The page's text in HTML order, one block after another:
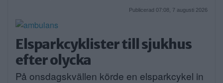
Publicerad 07:08, 7 augusti 2026
Elsparkcyklister till sjukhus
efter olycka
På onsdagskvällen körde en elsparkcykel in